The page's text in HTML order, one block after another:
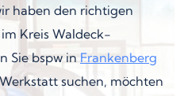
haben den richtigen
Kreis Waldeck-
Sie bspw in Frankenberg
suchen, möchten